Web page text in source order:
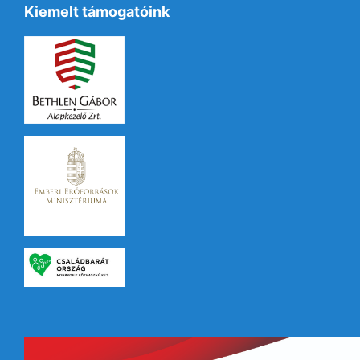
Kiemelt támogatóink